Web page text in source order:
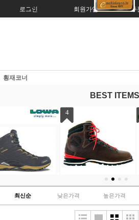
로그인 회원가입 주
횡재코너
BEST ITEMS
벤델슈타인 (남/여성용)
[정품]
382,000원
에타 익스프레스 [한
169,000원
최신순 낮은가격 높은가격